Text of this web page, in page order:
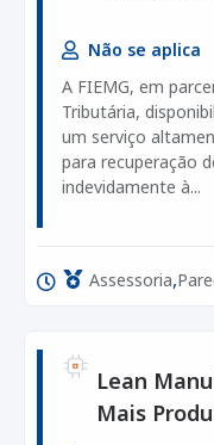
Não se aplica
A FIEMG, em
Tributária,
um serviço
para recuperação
indevidamente à...
Assessoria,
Lean
Mais